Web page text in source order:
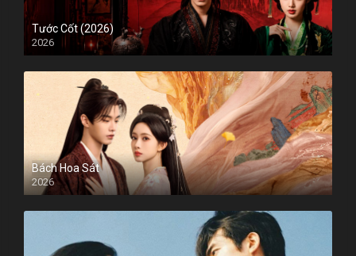
Tước Cốt (2026)
2026
Bách Hoa Sát
2026